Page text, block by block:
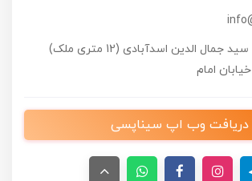
اراک، خیابان سید جمال الدین اسدآبادی (12 متری ملک)
امام
دریافت وب اپ سیناپسی